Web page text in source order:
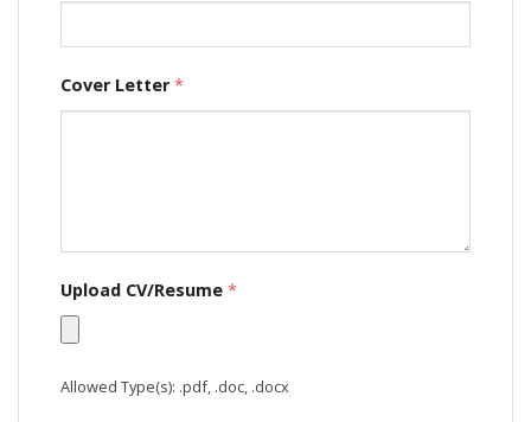
Cover Letter*
Upload CV/Resume *
Allowed Type(s): .pdf, .doc, .docx